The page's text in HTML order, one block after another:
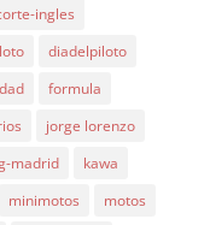
ingles
diadelpiloto
formula
jorge lorenzo
madrid
kawa
minimotos
motos